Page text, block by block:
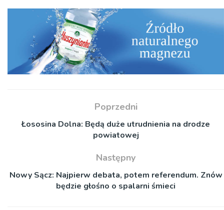
Poprzedni
Łososina Dolna: Będą duże utrudnienia na drodze
powiatowej
Następny
Nowy Sącz: Najpierw debata, potem referendum. Znów
będzie głośno o spalarni śmieci